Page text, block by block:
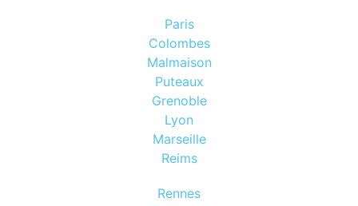
Paris
Colombes
Malmaison
Puteaux
Grenoble
Lyon
Marseille
Reims
Rennes